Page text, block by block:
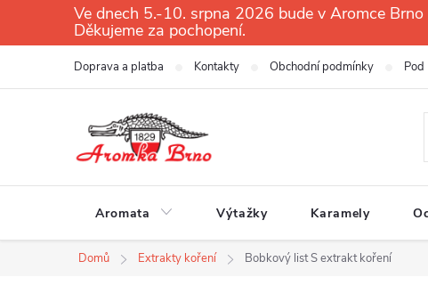
Ve dnech 5.-10. srpna 2026 bude v Aromce
Děkujeme za pochopení.
Doprava a platba Kontakty Obchodní podmínky
Aromata Výtažky Karamely
Domů Extrakty koření Bobkový list S extrakt koření